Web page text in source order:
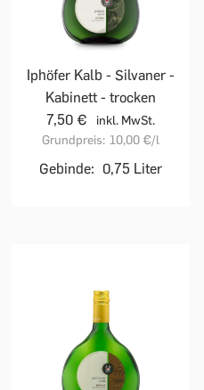
Iphöfer Kalb - Silvaner -
Kabinett - trocken
7,50 €
inkl. MwSt.
Grundpreis: 10,00 €/l
Gebinde: 0,75 Liter